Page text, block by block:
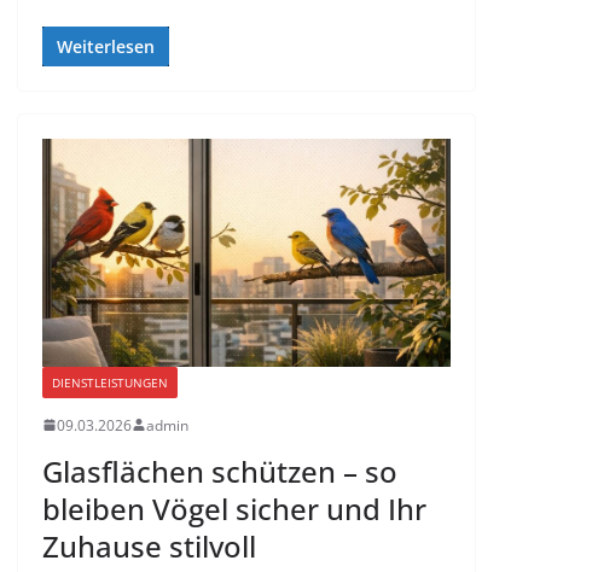
Weiterlesen
DIENSTLEISTUNGEN
09.03.2026 admin
Glasflächen schützen – so
bleiben Vögel sicher und Ihr
Zuhause stilvoll